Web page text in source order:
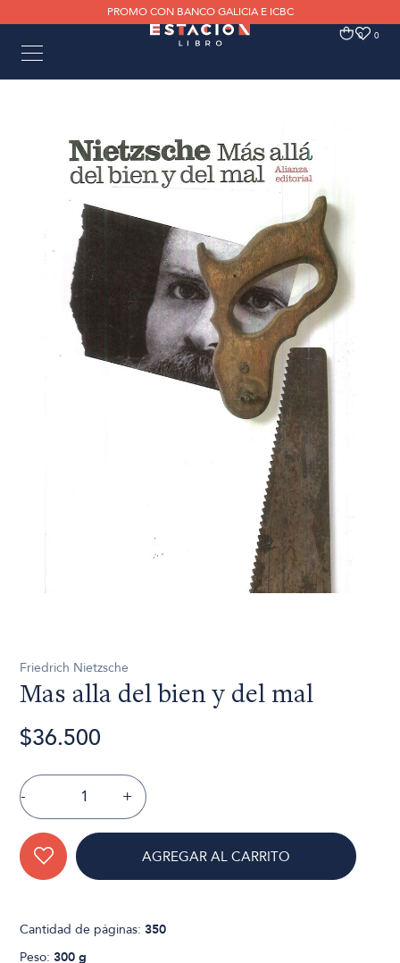
PROMO CON BANCO GALICIA E ICBC
0 0
Friedrich Nietzsche
Mas alla del bien y del mal
$36.500
- +
AGREGAR AL CARRITO
Cantidad de páginas:350
Peso:300 g